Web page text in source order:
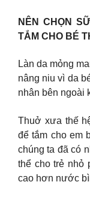
NÊN CHỌN
TẮM CHO BÉ
Làn da mỏng
nâng niu vì da
nhân bên ngoài
Thuở xưa thế
để tắm cho em
chúng ta đã có
thể cho trẻ nhỏ
cao hơn nước